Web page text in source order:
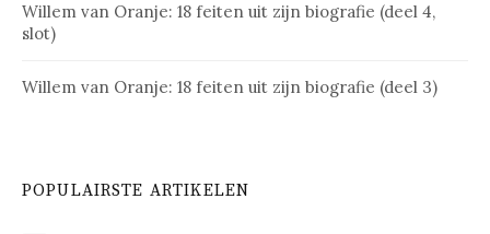
Willem van Oranje: 18 feiten uit zijn biografie (deel 4,
slot)
Willem van Oranje: 18 feiten uit zijn biografie (deel 3)
POPULAIRSTE ARTIKELEN